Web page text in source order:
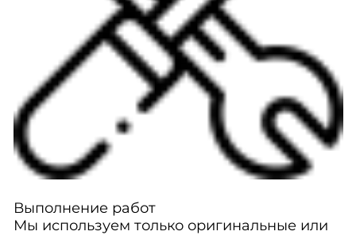
Выполнение работ
Мы используем только оригинальные или